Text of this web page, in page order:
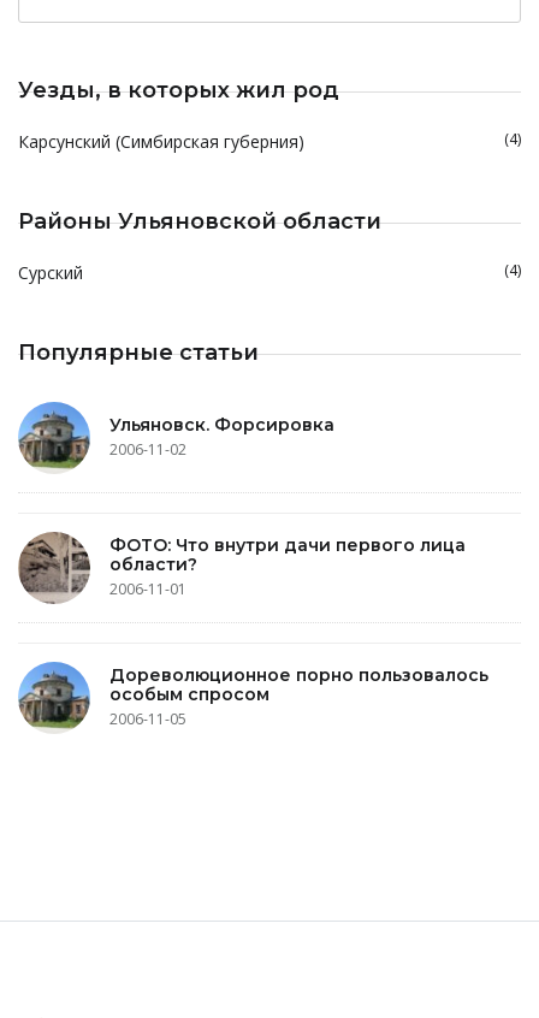
Уезды, в которых жил род
Карсунский (Симбирская губерния) (4)
Районы Ульяновской области
Сурский (4)
Популярные статьи
Ульяновск. Форсировка
2006-11-02
ФОТО: Что внутри дачи первого лица
области?
2006-11-01
Дореволюционное порно пользовалось
особым спросом
2006-11-05